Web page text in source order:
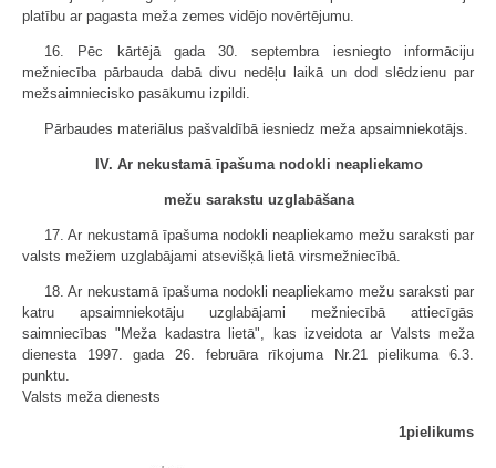
platību ar pagasta meža zemes vidējo novērtējumu.
16. Pēc kārtējā gada 30. septembra iesniegto informāciju
mežniecība pārbauda dabā divu nedēļu laikā un dod slēdzienu par
mežsaimniecisko pasākumu izpildi.
Pārbaudes materiālus pašvaldībā iesniedz meža apsaimniekotājs.
IV. Ar nekustamā īpašuma nodokli neapliekamo
mežu sarakstu uzglabāšana
17. Ar nekustamā īpašuma nodokli neapliekamo mežu saraksti par
valsts mežiem uzglabājami atsevišķā lietā virsmežniecībā.
18. Ar nekustamā īpašuma nodokli neapliekamo mežu saraksti par
katru apsaimniekotāju uzglabājami mežniecībā attiecīgās
saimniecības "Meža kadastra lietā", kas izveidota ar Valsts meža
dienesta 1997. gada 26. februāra rīkojuma Nr.21 pielikuma 6.3.
punktu.
Valsts meža dienests
1pielikums